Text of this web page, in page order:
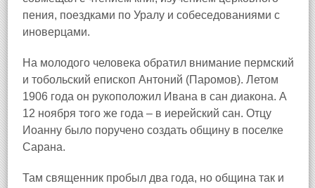
пения, поездками по Уралу и собеседованиями с
иноверцами.
На молодого человека обратил внимание пермский
и тобольский епископ Антоний (Паромов). Летом
1906 года он рукоположил Ивана в сан диакона. А
12 ноября того же года – в иерейский сан. Отцу
Иоанну было поручено создать общину в поселке
Сарана.
Там священник пробыл два года, но община так и